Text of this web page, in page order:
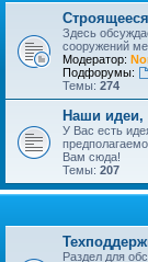
Здесь
сооружений
Модератор:
Подфорумы:
Темы: 274
Наши
У Вас есть
Вам сюда!
Темы: 207
Раздел для